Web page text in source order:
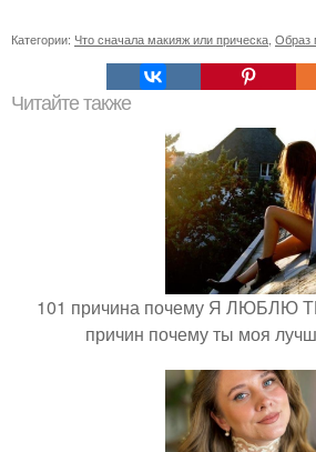
Категории: Что сначала макияж или прическа Образ
Читайте также
101 причина почему Я ЛЮБЛЮ
причин почему ты моя